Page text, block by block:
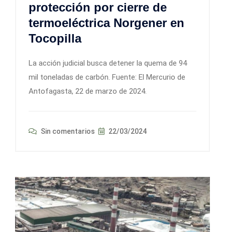
protección por cierre de
termoeléctrica Norgener en
Tocopilla
La acción judicial busca detener la quema de 94
mil toneladas de carbón. Fuente: El Mercurio de
Antofagasta, 22 de marzo de 2024.
Sin comentarios 22/03/2024